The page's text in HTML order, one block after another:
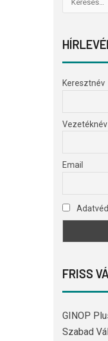
Keresztnév
Vezetéknév
Email
FRISS
GINOP
Szabad